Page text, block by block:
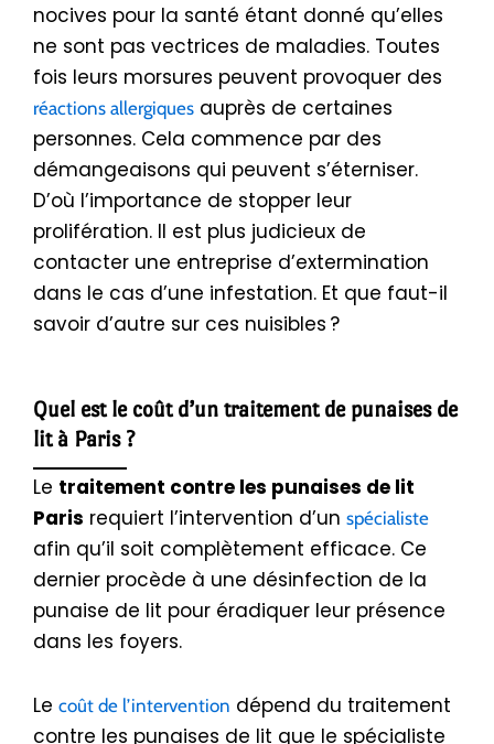
nocives pour la santé étant donné qu’elles
ne sont pas vectrices de maladies. Toutes
fois leurs morsures peuvent provoquer des
réactions allergiques auprès de certaines
personnes. Cela commence par des
démangeaisons qui peuvent s’éterniser.
D’où l’importance de stopper leur
prolifération. Il est plus judicieux de
contacter une entreprise d’extermination
dans le cas d’une infestation. Et que faut-il
savoir d’autre sur ces nuisibles ?
Quel est le coût d’un traitement de punaises de
lit à Paris ?
Le traitement contre les punaises de lit
Paris requiert l’intervention d’un spécialiste
afin qu’il soit complètement efficace. Ce
dernier procède à une désinfection de la
punaise de lit pour éradiquer leur présence
dans les foyers.
Le coût de l’intervention dépend du traitement
contre les punaises de lit que le spécialiste